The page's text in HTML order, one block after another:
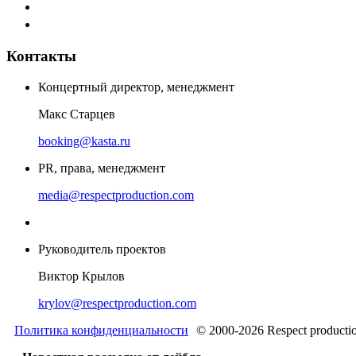
Контакты
Концертный директор, менеджмент
Макс Старцев
booking@kasta.ru
PR, права, менеджмент
media@respectproduction.com
Руководитель проектов
Виктор Крылов
krylov@respectproduction.com
Политика конфиденциальности
© 2000-2026 Respect